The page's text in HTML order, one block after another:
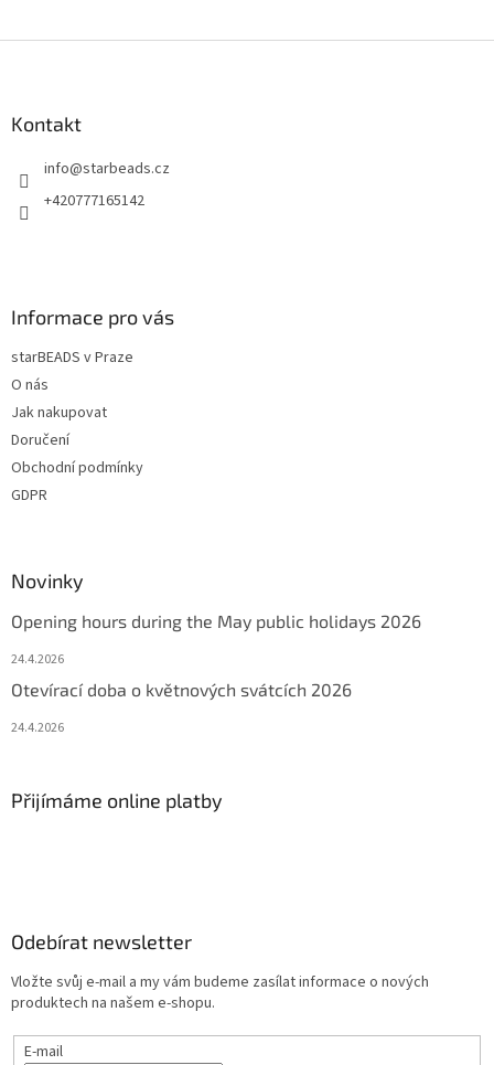
Kontakt
info@starbeads.cz
+420777165142
Informace pro vás
starBEADS v Praze
O nás
Jak nakupovat
Doručení
Obchodní podmínky
GDPR
Novinky
Opening hours during the May public holidays 2026
24.4.2026
Otevírací doba o květnových svátcích 2026
24.4.2026
Přijímáme online platby
Odebírat newsletter
Vložte svůj e-mail a my vám budeme zasílat informace o nových
produktech na našem e-shopu.
E-mail